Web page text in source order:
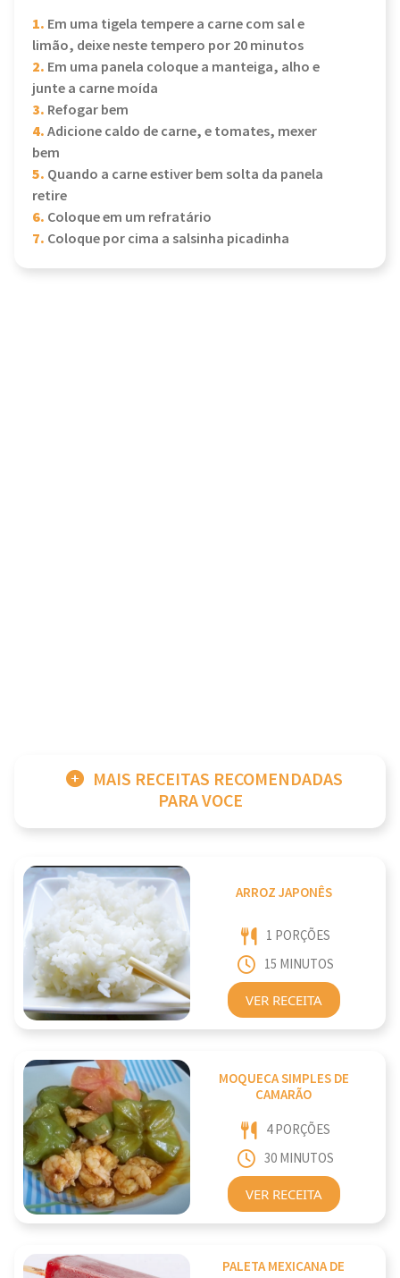
1. Em uma tigela tempere a carne com sal e
limão, deixe neste tempero por 20 minutos
2. Em uma panela coloque a manteiga, alho e
junte a carne moída
3. Refogar bem
4.Adicione caldo de carne, e tomates, mexer
bem
5. Quando a carne estiver bem solta da panela
retire
6. Coloque em um refratário
7. Coloque por cima a salsinha picadinha
MAIS RECEITAS RECOMENDADAS
PARA VOCE
ARROZ JAPONÊS
1 PORÇÕES
15 MINUTOS
VER RECEITA
MOQUECA SIMPLES DE
CAMARÃO
4 PORÇÕES
30 MINUTOS
VER RECEITA
PALETA MEXICANA DE